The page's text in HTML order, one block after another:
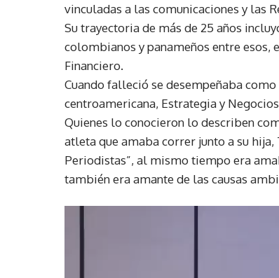
vinculadas a las comunicaciones y las
Su trayectoria de más de 25 años
colombianos y panameños entre esos,
Financiero.
Cuando falleció se desempeñaba
centroamericana, Estrategia y
Quienes lo conocieron lo describen
atleta que amaba correr junto a su
Periodistas”, al mismo tiempo era
también era amante de las causas